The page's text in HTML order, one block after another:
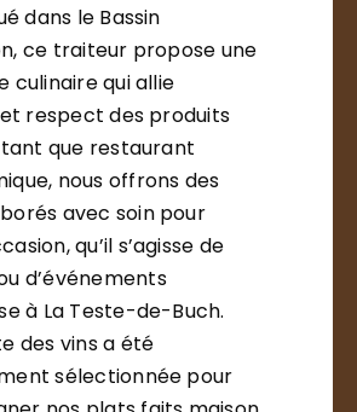
dans le Bassin
ce traiteur propose une
culinaire qui allie
respect des produits
tant que restaurant
nous offrons des
avec soin pour
qu’il s’agisse de
d’événements
à La Teste-de-Buch.
des vins a été
sélectionnée pour